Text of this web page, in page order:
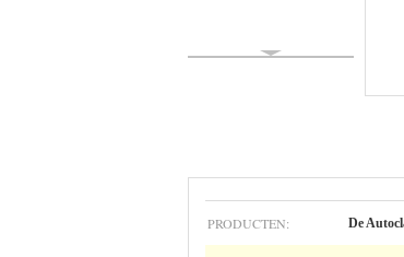
PRODUCTEN: De